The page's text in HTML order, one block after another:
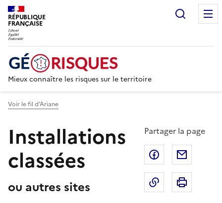
RÉPUBLIQUE
FRANÇAISE
Mieux connaître les risques sur le territoire
Voir le fil d’Ariane
Installations
classées
ou autres sites
Partager la page
Partager sur
Copier dans